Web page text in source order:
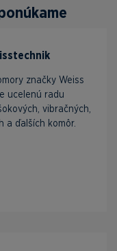
značky Weiss
ucelenú radu
vibračných,
a ďalších komôr.